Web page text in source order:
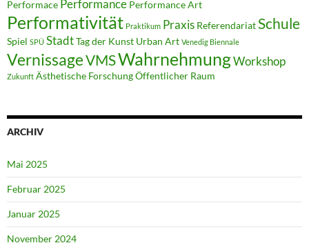
Performace Performance Performance Art
Performativität Praktikum Praxis Referendariat Schule
Spiel SPÜ StadtTag der Kunst Urban Art Venedig Biennale
VernissageVMSWahrnehmungWorkshop
Zukunft Ästhetische ForschungÖffentlicher Raum
ARCHIV
Mai 2025
Februar 2025
Januar 2025
November 2024